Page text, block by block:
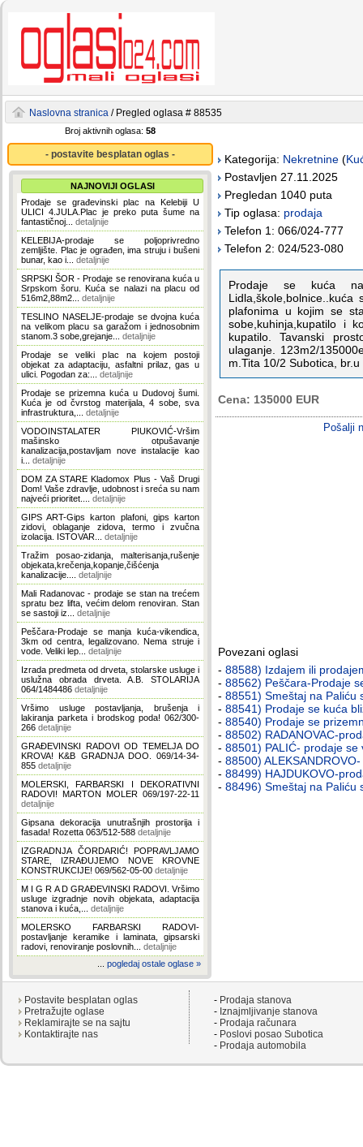
Naslovna stranica / Pregled oglasa # 88535
Broj aktivnih oglasa: 58
- postavite besplatan oglas -
NAJNOVIJI OGLASI
Prodaje se građevinski plac na Kelebiji U
ULICI 4.JULA.Plac je preko puta šume na
fantastičnoj... detaljnije
KELEBIJA-prodaje se poljoprivredno
zemljište. Plac je ograđen, ima struju i bušeni
bunar, kao i... detaljnije
SRPSKI ŠOR - Prodaje se renovirana kuća u
Srpskom šoru. Kuća se nalazi na placu od
516m2,88m2... detaljnije
TESLINO NASELJE-prodaje se dvojna kuća
na velikom placu sa garažom i jednosobnim
stanom.3 sobe,grejanje... detaljnije
Prodaje se veliki plac na kojem postoji
objekat za adaptaciju, asfaltni prilaz, gas u
ulici. Pogodan za:... detaljnije
Prodaje se prizemna kuća u Dudovoj šumi.
Kuća je od čvrstog materijala, 4 sobe, sva
infrastruktura,... detaljnije
VODOINSTALATER PIUKOVIĆ-Vršim
mašinsko otpušavanje
kanalizacija,postavljam nove instalacije kao
i... detaljnije
DOM ZA STARE Kladomox Plus - Vaš Drugi
Dom! Vaše zdravlje, udobnost i sreća su nam
najveći prioritet.... detaljnije
GIPS ART-Gips karton plafoni, gips karton
zidovi, oblaganje zidova, termo i zvučna
izolacija. ISTOVAR... detaljnije
Tražim posao-zidanja, malterisanja,rušenje
objekata,krečenja,kopanje,čišćenja
kanalizacije.... detaljnije
Mali Radanovac - prodaje se stan na trećem
spratu bez lifta, većim delom renoviran. Stan
se sastoji iz... detaljnije
Peščara-Prodaje se manja kuća-vikendica,
3km od centra, legalizovano. Nema struje i
vode. Veliki lep... detaljnije
Izrada predmeta od drveta, stolarske usluge i
uslužna obrada drveta. A.B. STOLARIJA
064/1484486 detaljnije
Vršimo usluge postavljanja, brušenja i
lakiranja parketa i brodskog poda! 062/300-
266 detaljnije
GRAĐEVINSKI RADOVI OD TEMELJA DO
KROVA! K&B GRADNJA DOO. 069/14-34-
855 detaljnije
MOLERSKI, FARBARSKI I DEKORATIVNI
RADOVI! MARTON MOLER 069/197-22-11
detaljnije
Gipsana dekoracija unutrašnjih prostorija i
fasada! Rozetta 063/512-588 detaljnije
IZGRADNJA ČORDARIĆ! POPRAVLJAMO
STARE, IZRAĐUJEMO NOVE KROVNE
KONSTRUKCIJE! 069/562-05-00 detaljnije
M I G R A D GRAĐEVINSKI RADOVI. Vršimo
usluge izgradnje novih objekata, adaptacija
stanova i kuća,... detaljnije
MOLERSKO FARBARSKI RADOVI-
postavljanje keramike i laminata, gipsarski
radovi, renoviranje poslovnih... detaljnije
pogledaj ostale oglase »
Kategorija: Nekretnine (
Postavljen 27.11.2025
Pregledan 1040 puta
Tip oglasa: prodaja
Telefon 1: 066/024-777
Telefon 2: 024/523-080
Prodaje se kuća
plafonima u kojim se
sobe,kuhinja,kupatilo i
kupatilo. Tavanski
ulaganje. 123m2/
m.Tita 10/2 Subotica,
Cena: 135000 EUR
Pošalji
Povezani oglasi
- 88588) Izdajem ili
- 88562) Peščara-Prodaje
- 88551) Smeštaj na Paliću
- 88541) Prodaje se kuća
- 88540) Prodaje se
- 88502) RADANOVAC-
- 88501) PALIĆ- prodaje
- 88500)
- 88499) HAJDUKOVO-
- 88496) Smeštaj na Paliću
Postavite besplatan oglas
Pretražujte oglase
Reklamirajte se na sajtu
Kontaktirajte nas
- Prodaja stanova
- Iznajmljivanje stanova
- Prodaja računara
- Poslovi posao Subotica
- Prodaja automobila